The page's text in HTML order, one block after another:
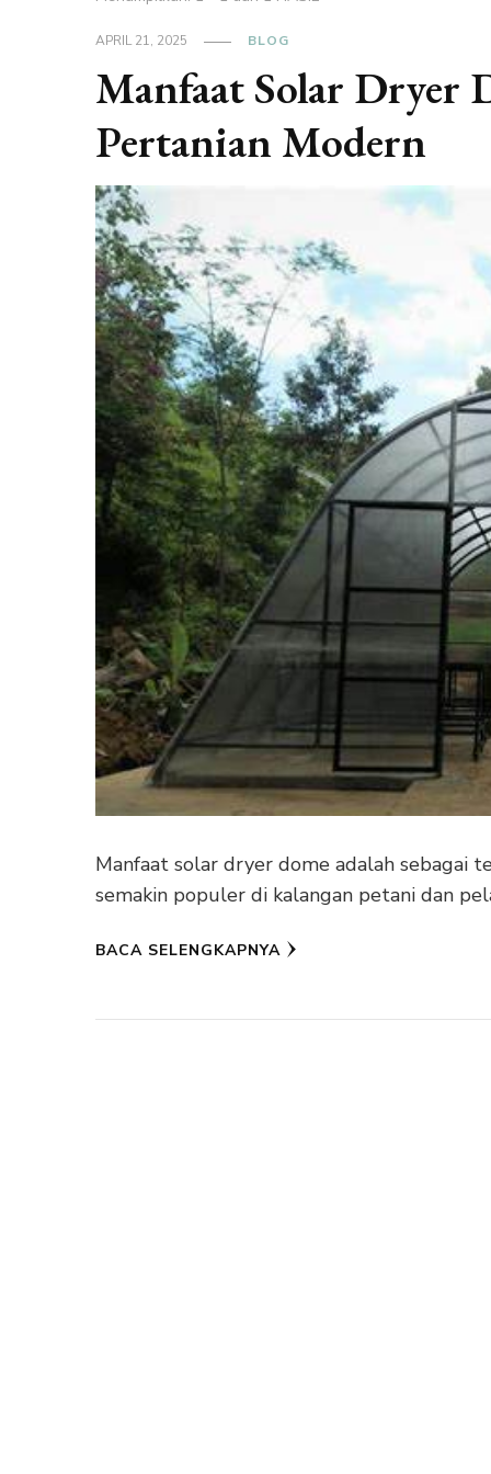
APRIL 21, 2025 BLOG
Manfaat Solar Dryer
Pertanian Modern
Manfaat solar dryer dome adalah sebagai
semakin populer di kalangan petani dan
BACA SELENGKAPNYA